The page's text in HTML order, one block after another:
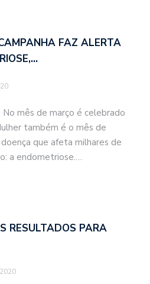
FAZ ALERTA
mês de março é celebrado
também é o mês de
que afeta milhares de
a endometriose.…
RESULTADOS PARA